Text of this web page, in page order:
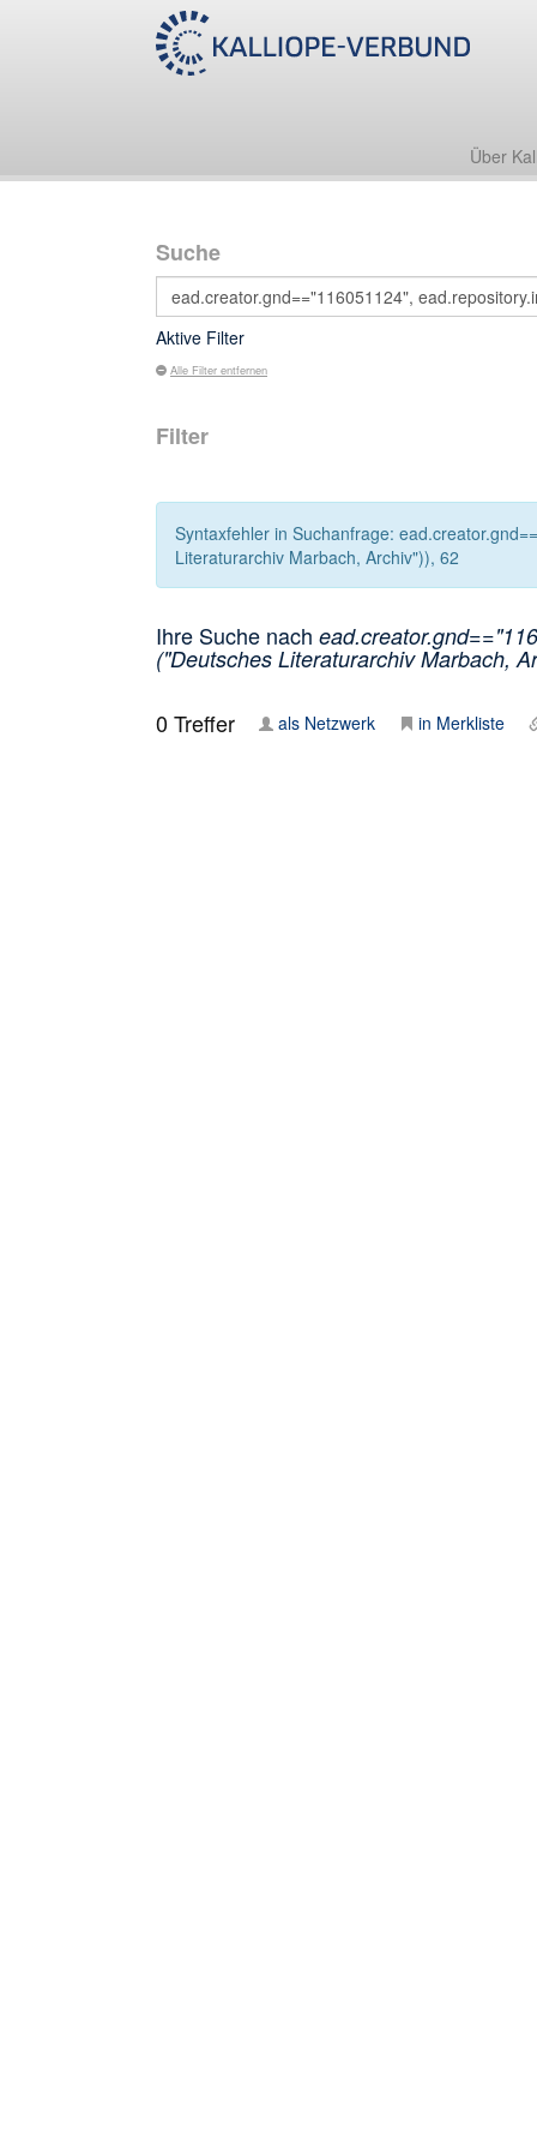
Über
Suche
Aktive Filter
Alle Filter entfernen
Filter
Syntaxfehler in Suchanfrage:
Literaturarchiv Marbach, Archiv")), 62
Ihre Suche nach
("Deutsches Literaturarchiv Marbach,
0Treffer als Netzwerk in Merkliste